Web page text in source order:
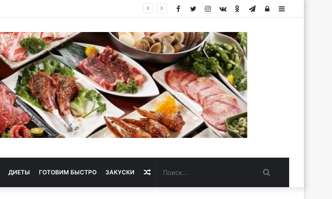
Sidebar
Авторизация
Telegram
Одноклассники
vk.com
Instagram
Twitter
Facebook
ДИЕТЫ ГОТОВИМ БЫСТРО ЗАКУСКИ Случайная